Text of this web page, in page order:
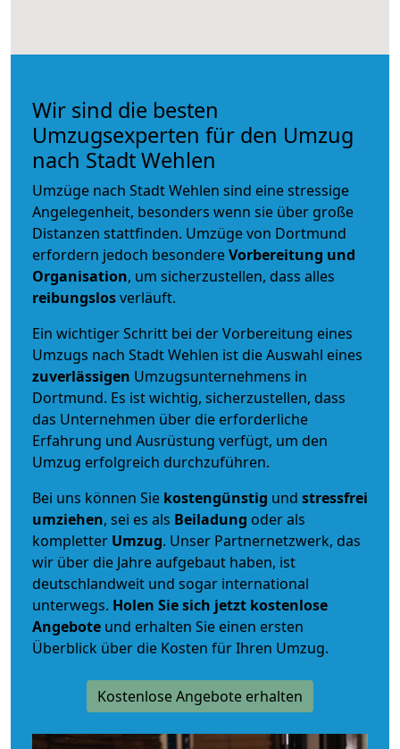
Wir sind die besten
Umzugsexperten für den Umzug
nach Stadt Wehlen
Umzüge nach Stadt Wehlen sind eine stressige
Angelegenheit, besonders wenn sie über große
Distanzen stattfinden. Umzüge von Dortmund
erfordern jedoch besondereVorbereitung und
Organisation, um sicherzustellen, dass alles
reibungslosverläuft.
Ein wichtiger Schritt bei der Vorbereitung eines
Umzugs nach Stadt Wehlen ist die Auswahl eines
zuverlässigen Umzugsunternehmens in
Dortmund. Es ist wichtig, sicherzustellen, dass
das Unternehmen über die erforderliche
Erfahrung und Ausrüstung verfügt, um den
Umzug erfolgreich durchzuführen.
Bei uns können Sie kostengünstig und stressfrei
umziehen, sei es als Beiladung oder als
kompletter Umzug. Unser Partnernetzwerk, das
wir über die Jahre aufgebaut haben, ist
deutschlandweit und sogar international
unterwegs. Holen Sie sich jetzt kostenlose
Angebote und erhalten Sie einen ersten
Überblick über die Kosten für Ihren Umzug.
Kostenlose Angebote erhalten